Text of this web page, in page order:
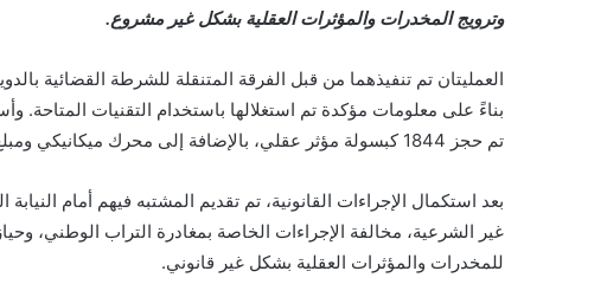
وترويج المخدرات والمؤثرات العقلية بشكل غير مشروع.
العمليتان تم تنفيذهما من قبل الفرقة المتنقلة للشرطة القضائية
تم حجز 1844 كبسولة مؤثر عقلي، بالإضافة إلى محرك ميكانيكي ومبلغ مالي قدره 126 مليون سنتيم.
بعد استكمال الإجراءات القانونية، تم تقديم المشتبه فيهم أمام
غير الشرعية، مخالفة الإجراءات الخاصة بمغادرة التراب الوطني،
للمخدرات والمؤثرات العقلية بشكل غير قانوني.